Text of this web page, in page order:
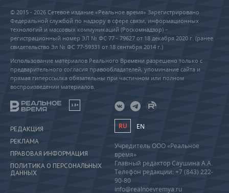
© 2015 - 2026 Сетевое издание «Реальное время» Зарегистрировано
Федеральной службой по надзору в сфере связи, информационных
технологий и массовых коммуникаций (Роскомнадзор) –
регистрационный номер ЭЛ № ФС 77 - 79627 от 18 декабря 2020 г. (ранее
свидетельство Эл № ФС 77-59331 от 18 сентября 2014 г.)
Использование материалов Реального Времени разрешено только с
предварительного согласия правообладателей, упоминание сайта и
прямая гиперссылка обязательны при частичном или полном
воспроизведении материалов.
18+
РЕДАКЦИЯ
РЕКЛАМА
ПРАВОВАЯ ИНФОРМАЦИЯ
ПОЛИТИКА О ПЕРСОНАЛЬНЫХ
ДАННЫХ
RU EN
Учредитель ООО «Реальное
время»
Главный редактор Саушина А.А.
Телефон редакции: +7 (843) 222-
90-80
info@realnoevremya.ru